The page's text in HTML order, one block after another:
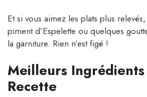
Et si vous aimez les plats plus
piment d’Espelette ou quelques
la garniture. Rien n’est figé !
Meilleurs
Recette